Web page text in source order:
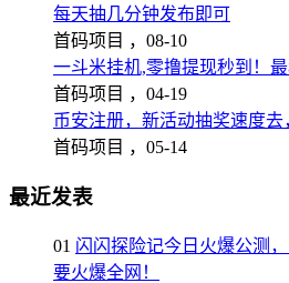
每天抽几分钟发布即可
首码项目 ， 08-10
一斗米挂机,零撸提现秒到！
首码项目 ， 04-19
币安注册，新活动抽奖速度
首码项目 ， 05-14
最近发表
01 闪闪探险记今日火爆公测
要火爆全网！